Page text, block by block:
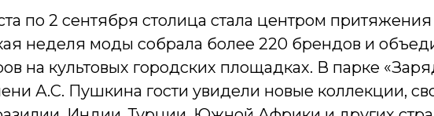
по 2 сентября столица стала центром
неделя моды собрала более 220 брендов и
на культовых городских площадках. В парке
А.С. Пушкина гости увидели новые коллекции,